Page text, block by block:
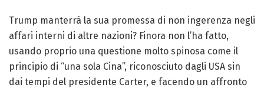
Trump manterrà la sua promessa di non ingerenza negli
affari interni di altre nazioni? Finora non l’ha fatto,
usando proprio una questione molto spinosa come il
principio di “una sola Cina”, riconosciuto dagli USA sin
dai tempi del presidente Carter, e facendo un affronto